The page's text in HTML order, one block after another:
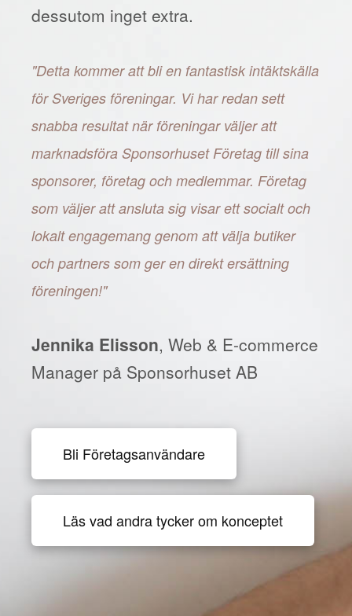
dessutom inget extra.
"Detta kommer att bli en fantastisk intäktskälla
för Sveriges föreningar. Vi har redan sett
snabba resultat när föreningar väljer att
marknadsföra Sponsorhuset Företag till sina
sponsorer, företag och medlemmar. Företag
som väljer att ansluta sig visar ett socialt och
lokalt engagemang genom att välja butiker
och partners som ger en direkt ersättning
föreningen!"
Jennika Elisson, Web & E-commerce
Manager på Sponsorhuset AB
Bli Företagsanvändare
Läs vad andra tycker om konceptet